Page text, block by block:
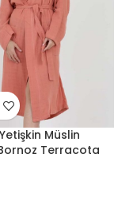
Müslin
Terracota